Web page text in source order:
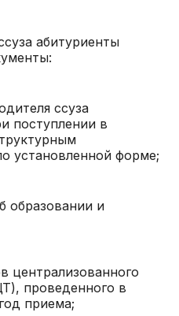
абитуриенты
ссуза
поступлении в
установленной форме;
образовании и
централизованного
проведенного в
приема;